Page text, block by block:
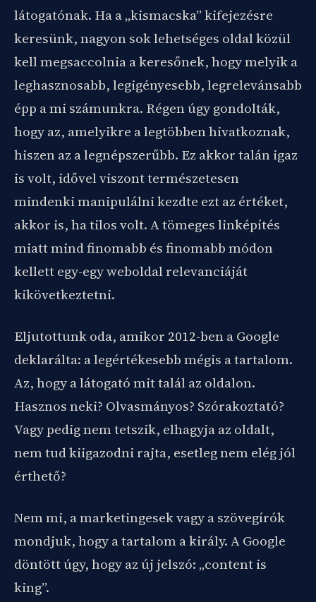
látogatónak. Ha a „kismacska” kifejezésre
keresünk, nagyon sok lehetséges oldal közül
kell megsaccolnia a keresőnek, hogy melyik a
leghasznosabb, legigényesebb, legrelevánsabb
épp a mi számunkra. Régen úgy gondolták,
hogy az, amelyikre a legtöbben hivatkoznak,
hiszen az a legnépszerűbb. Ez akkor talán igaz
is volt, idővel viszont természetesen
mindenki manipulálni kezdte ezt az értéket,
akkor is, ha tilos volt. A tömeges linképítés
miatt mind finomabb és finomabb módon
kellett egy-egy weboldal relevanciáját
kikövetkeztetni.
Eljutottunk oda, amikor 2012-ben a Google
deklarálta: a legértékesebb mégis a tartalom.
Az, hogy a látogató mit talál az oldalon.
Hasznos neki? Olvasmányos? Szórakoztató?
Vagy pedig nem tetszik, elhagyja az oldalt,
nem tud kiigazodni rajta, esetleg nem elég jól
érthető?
Nem mi, a marketingesek vagy a szövegírók
mondjuk, hogy a tartalom a király. A Google
döntött úgy, hogy az új jelszó: „content is
king”.